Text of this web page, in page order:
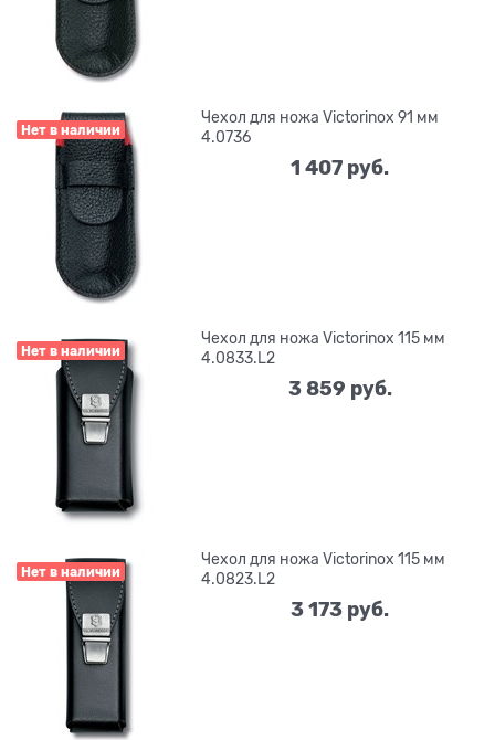
Нет в наличии
Чехол для ножа Victorinox 91 мм
4.0736
1 407 руб.
Нет в наличии
Чехол для ножа Victorinox 115 мм
4.0833.L2
3 859 руб.
Нет в наличии
Чехол для ножа Victorinox 115 мм
4.0823.L2
3 173 руб.